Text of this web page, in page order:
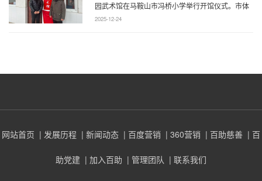
园武术馆在马鞍山市冯桥小学举行开馆仪式。市体
育局王鹏处长、花山区教育局华俊局长、 ...
2025-12-24
网站首页 | 发展历程 | 新闻动态 | 百度营销 | 360营销 | 百助慈善 | 百
助党建 | 加入百助 | 管理团队 | 联系我们